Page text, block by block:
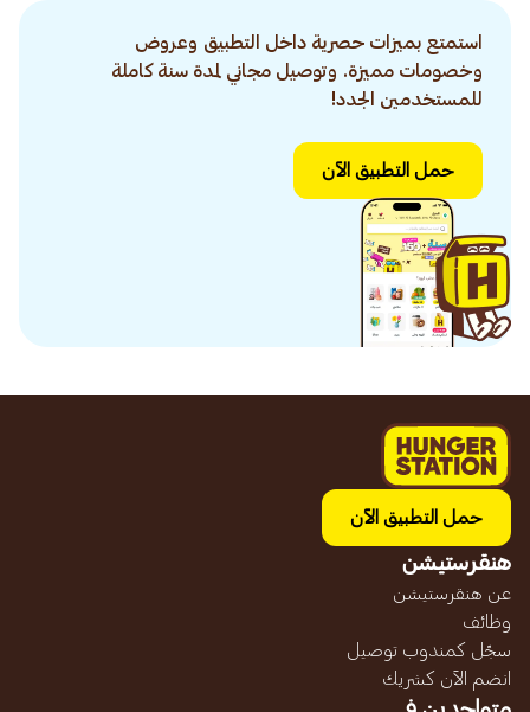
استمتع بميزات حصرية داخل التطبيق وعروض
وخصومات مميزة. وتوصيل مجاني لمدة سنة كاملة
للمستخدمين الجدد!
حمل التطبيق الآن
حمل التطبيق الآن
هنقرستيشن
عن هنقرستيشن
وظائف
سجّل كمندوب توصيل
انضم الآن كشريك